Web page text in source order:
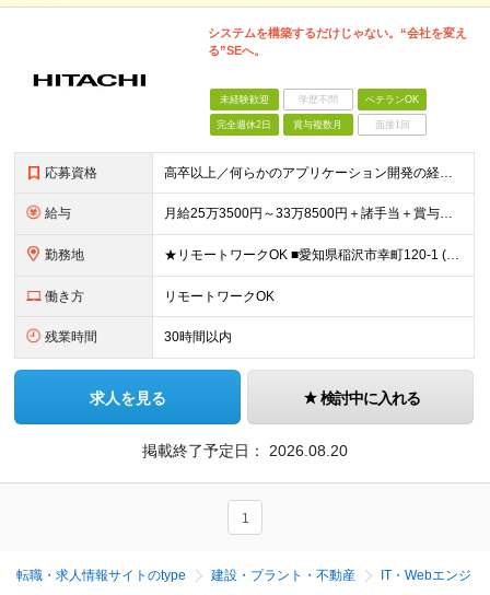
システムを構築するだけじゃない。“会社を変え
る”SEへ。
未経験歓迎 学歴不問 ベテランOK
完全週休2日 賞与複数月 面接1回
応募資格 高卒以上／何らかのアプリケーション開発の経験をお持ちの方 ■コーディングの実務経験を重視！ C#（.NET Framework）経験者が理想ですが、Javaなど他の言語での開発経験者も、ぜひご応募く
給与 月給25万3500円～33万8500円＋諸手当＋賞与年2回 ※経験や能力を充分に考慮したうえで加給優遇します。 ※3ヶ月の試用期間があります。その間も労働条件は変わりません。 ※残業代は全額別途支給
勤務地 ★リモートワークOK ■愛知県稲沢市幸町120-1 (変更の範囲)上記を除く当社関連勤務地
働き方 リモートワークOK
残業時間 30時間以内
求人を見る 検討中に入れる
掲載終了予定日： 2026.08.20
1
転職・求人情報サイトのtype 建設・プラント・不動産
IT・Webエンジ